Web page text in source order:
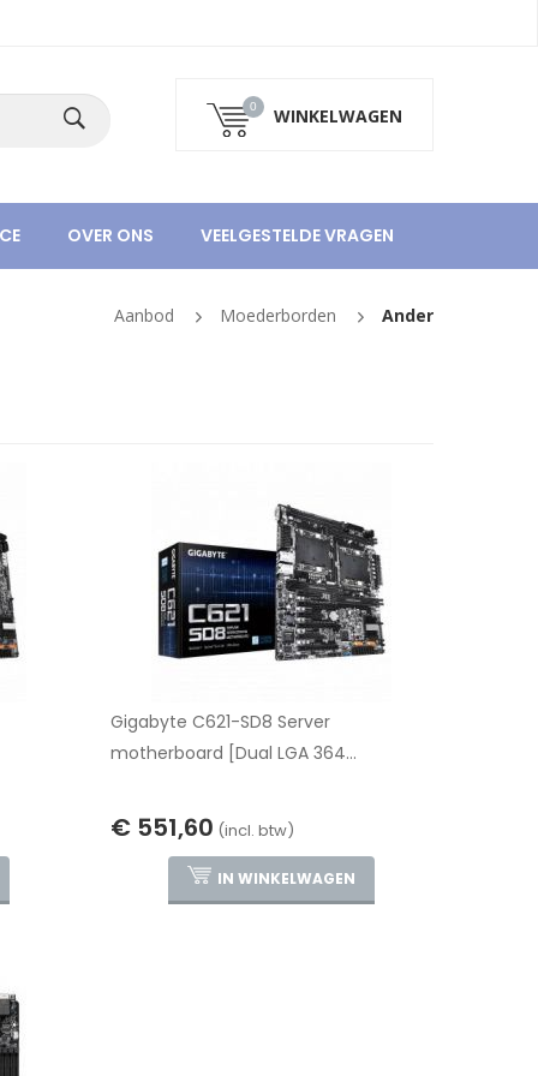
0 WINKELWAGEN
OVER ONS VEELGESTELDE VRAGEN
Aanbod Moederborden Ander
Gigabyte C621-SD8 Server
motherboard [Dual LGA 364...
€ 551,60 (incl. btw)
IN WINKELWAGEN